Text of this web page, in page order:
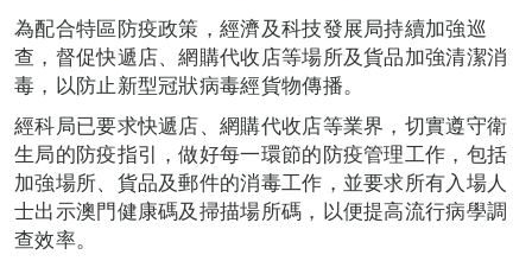
為配合特區防疫政策，經濟及科技發展局持續加強巡
查，督促快遞店、網購代收店等場所及貨品加強清潔消
毒，以防止新型冠狀病毒經貨物傳播。
經科局已要求快遞店、網購代收店等業界，切實遵守衛
生局的防疫指引，做好每一環節的防疫管理工作，包括
加強場所、貨品及郵件的消毒工作，並要求所有入場人
士出示澳門健康碼及掃描場所碼，以便提高流行病學調
查效率。